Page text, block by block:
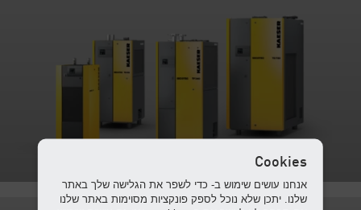
Cookies
אנחנו עושים שימוש ב- כדי לשפר את הגלישה שלך באתר
שלנו. יתכן שלא נוכל לספק פונקציות מסוימות באתר שלנו